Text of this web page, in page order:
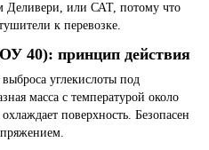
Деливери, или САТ, потому что
к перевозке.
40): принцип действия
углекислоты под
масса с температурой около
поверхность. Безопасен